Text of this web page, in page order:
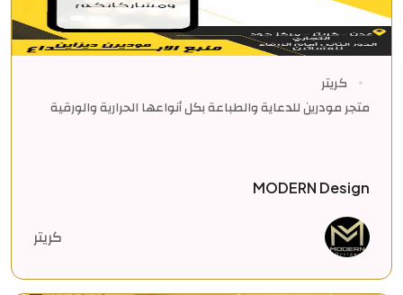
كريتر
متجر مودرين للدعاية والطباعة بكل أنواعها الحرارية والورقية
MODERN Design
كريتر